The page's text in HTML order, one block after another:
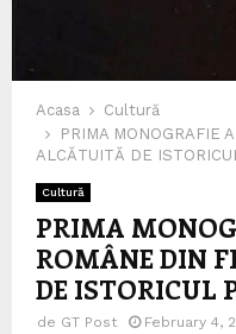
Acasa
Cultură
PRIMA MONOGRAFIE
ALCĂTUITĂ DE
Cultură
PRIMA
ROMÂNE DIN
DE ISTORICUL
de GT Post February 4,